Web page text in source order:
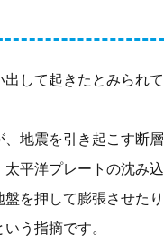
して起きたとみられて
地震を引き起こす断層
平洋プレートの沈み込
を押して膨張させたり
う指摘です。